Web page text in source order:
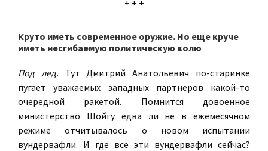
+ + +
Круто иметь современное оружие. Но еще круче
иметь несгибаемую политическую волю
Под лед. Тут Дмитрий Анатольевич по-старинке
пугает уважаемых западных партнеров какой-то
очередной ракетой. Помнится довоенное
министерство Шойгу едва ли не в ежемесячном
режиме отчитывалось о новом испытании
вундервафли. И где все эти вундервафли сейчас?